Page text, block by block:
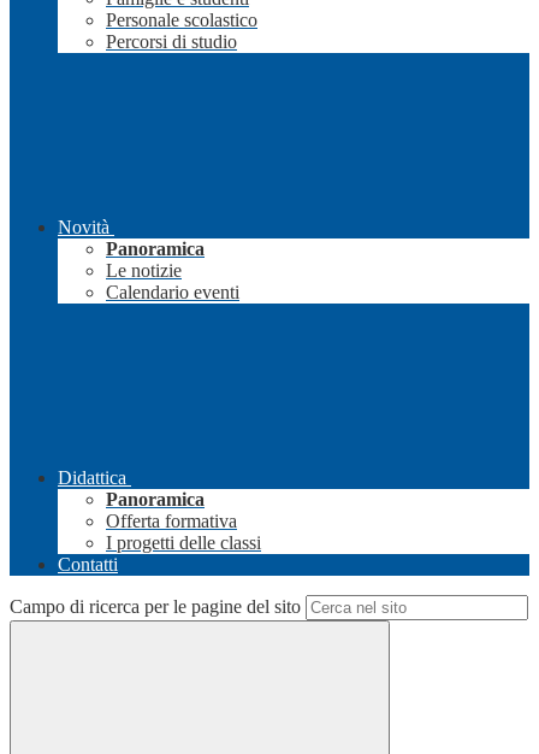
Personale scolastico
Percorsi di studio
Novità
Panoramica
Le notizie
Calendario eventi
Didattica
Panoramica
Offerta formativa
I progetti delle classi
Contatti
Campo di ricerca per le pagine del sito